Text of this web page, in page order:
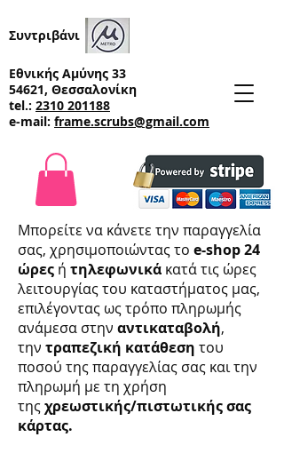
Συντριβάνι
Εθνικής Αμύνης 33
54621, Θεσσαλονίκη
tel.: 2310 201188
e-mail: frame.scrubs@gmail.com
Μπορείτε να κάνετε την παραγγελία
σας, χρησιμοποιώντας το e-shop 24
ώρες ή τηλεφωνικά κατά τις ώρες
λειτουργίας του καταστήματος μας,
επιλέγοντας ως τρόπο πληρωμής
ανάμεσα στην αντικαταβολή,
την τραπεζική κατάθεση του
ποσού της παραγγελίας σας και την
πληρωμή με τη χρήση
τηςχρεωστικής/πιστωτικής σας
κάρτας.